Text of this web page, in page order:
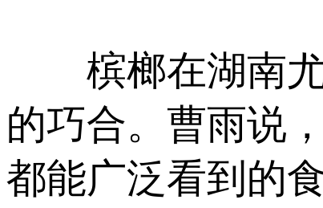
槟榔在湖南尤
的巧合。曹雨说
都能广泛看到的